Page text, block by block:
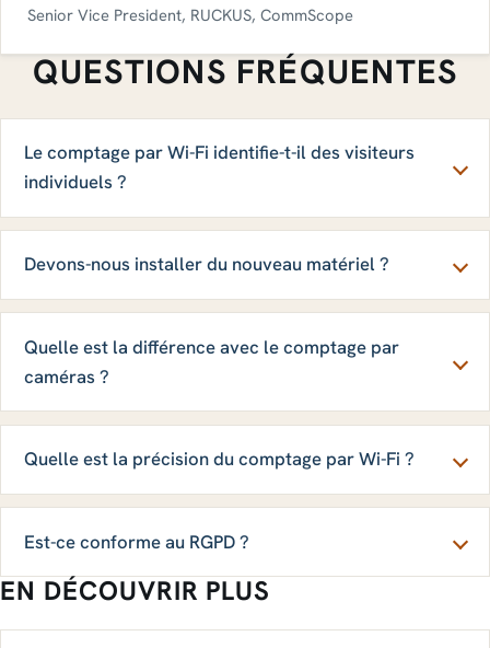
Senior Vice President, RUCKUS, CommScope
QUESTIONS FRÉQUENTES
Le comptage par Wi-Fi identifie-t-il des visiteurs
individuels ?
Devons-nous installer du nouveau matériel ?
Quelle est la différence avec le comptage par
caméras ?
Quelle est la précision du comptage par Wi-Fi ?
Est-ce conforme au RGPD ?
EN DÉCOUVRIR PLUS